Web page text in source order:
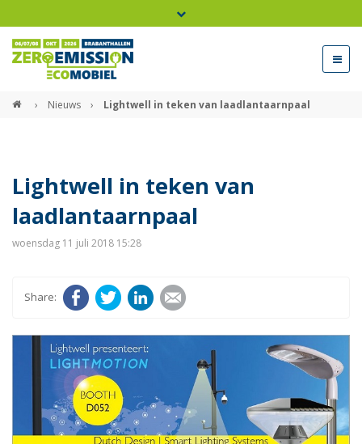
Bel ons voor info 0294 - 74 50 70
› Nieuws › Lightwell in teken van laadlantaarnpaal
Lightwell in teken van
laadlantaarnpaal
woensdag 11 juli 2018 15:28
FacebookTwitter LinkedIn